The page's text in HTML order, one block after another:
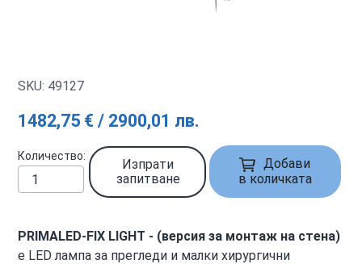
SKU: 49127
1482,75 € / 2900,01 лв.
Количество
Изпрати
запитване
Добави
в количката
PRIMALED-FIX LIGHT - (версия за монтаж на стена)
е LED лампа за прегледи и малки хирургични